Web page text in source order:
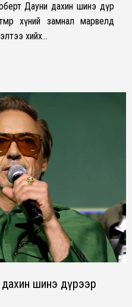
Дауни дахин шинэ дүр
хүний замнал марвелд
хийх…
шинэ дүрээр